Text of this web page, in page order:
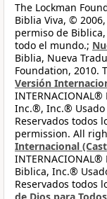
The Lockman
Biblia Viva, ©
permiso de
todo el mundo.;
Biblia, Nueva
Foundation, 2010.
Versión
Inc.®, Inc.®
Reservados todos
permission. All
Internacional
Biblica, Inc.®
Reservados todos